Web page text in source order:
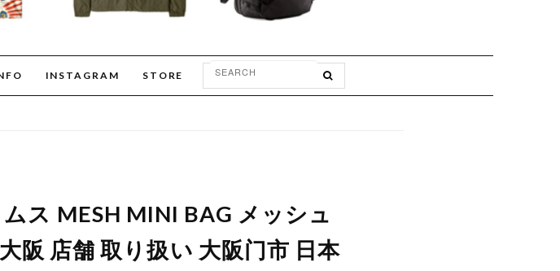
INSTAGRAM STORE
ス MESH MINI BAG メッシュ
阪 店舗 取り扱い 大阪门市 日本